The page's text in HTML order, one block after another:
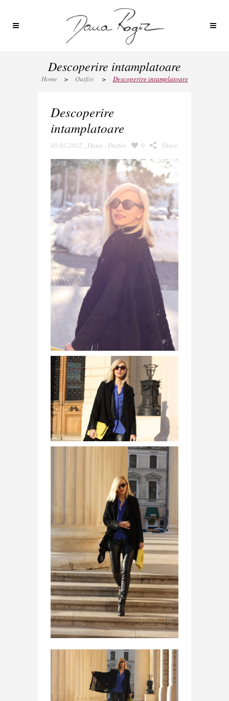
Descoperire intamplatoare
Home > Outfits > Descoperire intamplatoare
Descoperire
intamplatoare
05.03.2012 , Dana , Outfits 0 Share